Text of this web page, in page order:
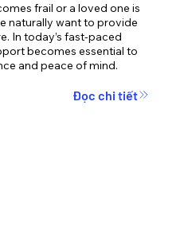
frail or a loved one is
naturally want to provide
In today’s fast-paced
becomes essential to
and peace of mind.
Đọc chi tiết